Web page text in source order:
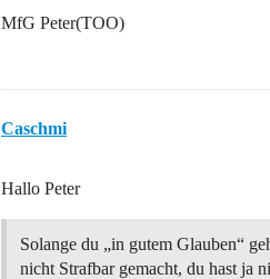
MfG Peter(TOO)
Caschmi
Hallo Peter
Solange du „in gutem Glauben“
nicht Strafbar gemacht, du hast ja